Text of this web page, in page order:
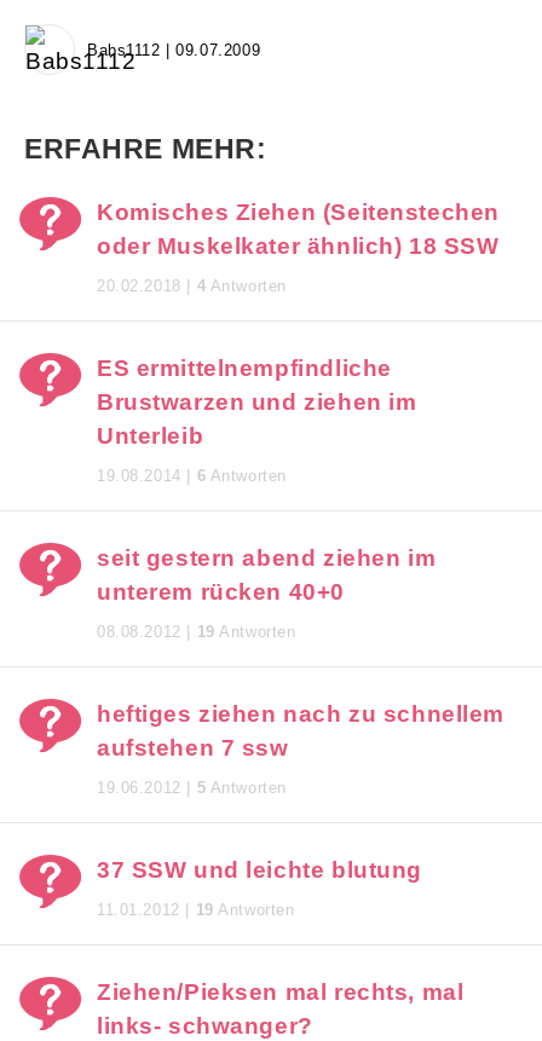
Babs1112 | 09.07.2009
ERFAHRE MEHR:
Komisches Ziehen (Seitenstechen
oder Muskelkater ähnlich) 18 SSW
20.02.2018 | 4 Antworten
ES ermittelnempfindliche
Brustwarzen und ziehen im
Unterleib
19.08.2014 | 6 Antworten
seit gestern abend ziehen im
unterem rücken 40+0
08.08.2012 | 19 Antworten
heftiges ziehen nach zu schnellem
aufstehen 7 ssw
19.06.2012 | 5 Antworten
37 SSW und leichte blutung
11.01.2012 | 19 Antworten
Ziehen/Pieksen mal rechts, mal
links- schwanger?